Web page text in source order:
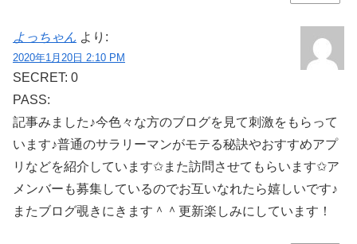
よっちゃん より:
2020年1月20日 2:10 PM
SECRET: 0
PASS:
記事みました♪今色々な方のブログを見て刺激をもらって
います♪普通のサラリーマンがモテる秘訣やおすすめアプ
リなどを紹介しています✩また訪問させてもらいます✩ア
メンバーも募集しているのでお互いなれたら嬉しいです♪
またブログ覗きにきます＾＾更新楽しみにしています！